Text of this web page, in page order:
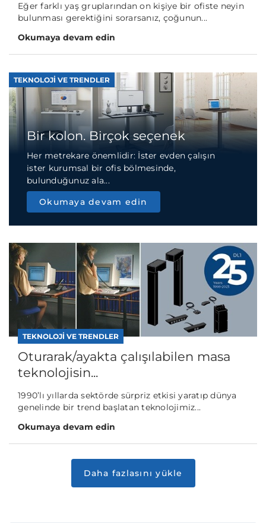
Eğer farklı yaş gruplarından on kişiye bir ofiste neyin
bulunması gerektiğini sorarsanız, çoğunun...
Okumaya devam edin
TEKNOLOJI VE TRENDLER
Bir kolon. Birçok seçenek
Her metrekare önemlidir: İster evden çalışın
ister kurumsal bir ofis bölmesinde,
bulunduğunuz ala...
Okumaya devam edin
TEKNOLOJI VE TRENDLER
Oturarak/ayakta çalışılabilen masa
teknolojisin...
1990’lı yıllarda sektörde sürpriz etkisi yaratıp dünya
genelinde bir trend başlatan teknolojimiz...
Okumaya devam edin